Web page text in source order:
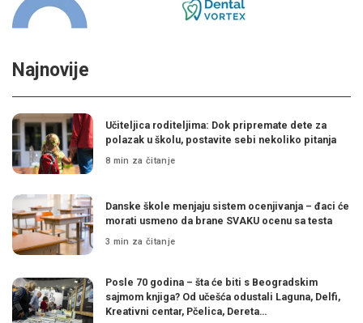
Najnovije
Učiteljica roditeljima: Dok pripremate dete za
polazak u školu, postavite sebi nekoliko pitanja
8 min za čitanje
Danske škole menjaju sistem ocenjivanja – đaci će
morati usmeno da brane SVAKU ocenu sa testa
3 min za čitanje
Posle 70 godina – šta će biti s Beogradskim
sajmom knjiga? Od učešća odustali Laguna, Delfi,
Kreativni centar, Pčelica, Dereta…